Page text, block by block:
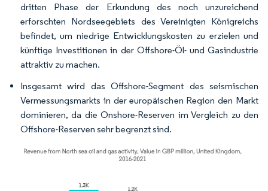
dritten Phase der Erkundung des noch unzureichend
erforschten Nordseegebiets des Vereinigten Königreichs
befindet, um niedrige Entwicklungskosten zu erzielen und
künftige Investitionen in der Offshore-Öl- und Gasindustrie
attraktiv zu machen.
Insgesamt wird das Offshore-Segment des seismischen
Vermessungsmarkts in der europäischen Region den Markt
dominieren, da die Onshore-Reserven im Vergleich zu den
Offshore-Reserven sehr begrenzt sind.